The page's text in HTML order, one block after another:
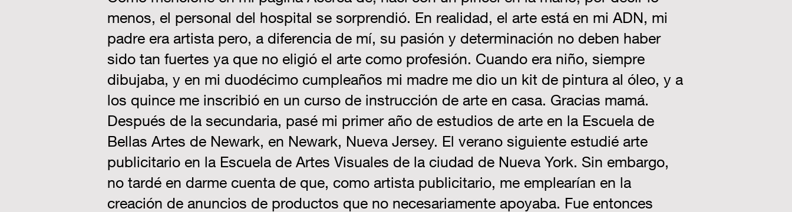
menos, el personal del hospital se sorprendió. En realidad, el arte está en mi ADN, mi
padre era artista pero, a diferencia de mí, su pasión y determinación no deben haber
sido tan fuertes ya que no eligió el arte como profesión. Cuando era niño, siempre
dibujaba, y en mi duodécimo cumpleaños mi madre me dio un kit de pintura al óleo, y a
los quince me inscribió en un curso de instrucción de arte en casa. Gracias mamá.
Después de la secundaria, pasé mi primer año de estudios de arte en la Escuela de
Bellas Artes de Newark, en Newark, Nueva Jersey. El verano siguiente estudié arte
publicitario en la Escuela de Artes Visuales de la ciudad de Nueva York. Sin embargo,
no tardé en darme cuenta de que, como artista publicitario, me emplearían en la
creación de anuncios de productos que no necesariamente apoyaba. Fue entonces